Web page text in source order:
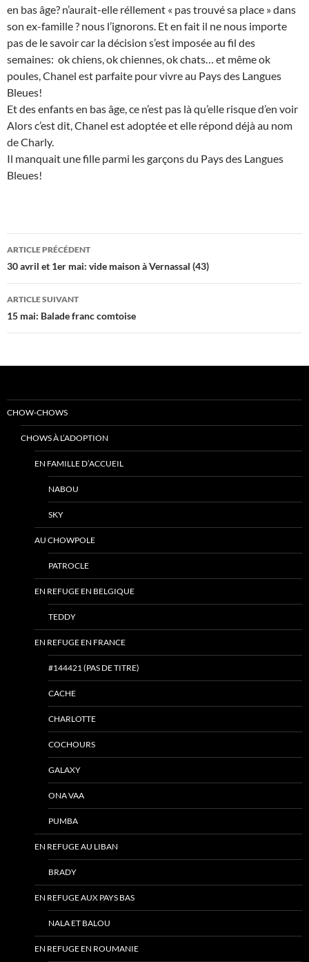
en bas âge? n’aurait-elle réllement « pas trouvé sa place » dans
son ex-famille ? nous l’ignorons. Et en fait il ne nous importe
pas de le savoir car la décision s’est imposée au fil des
semaines: ok chiens, ok chiennes, ok chats… et même ok
poules, Chanel est parfaite pour vivre au Pays des Langues
Bleues!
Et des enfants en bas âge, ce n’est pas là qu’elle risque d’en voir
Alors c’est dit, Chanel est adoptée et elle répond déjà au nom
de Charly.
Il manquait une fille parmi les garçons du Pays des Langues
Bleues!
Navigation
des
articles
ARTICLE PRÉCÉDENT
30 avril et 1er mai: vide maison à Vernassal (43)
ARTICLE SUIVANT
15 mai: Balade franc comtoise
CHOW-CHOWS
CHOWS À L’ADOPTION
EN FAMILLE D’ACCUEIL
NABOU
SKY
AU CHOWPOLE
PATROCLE
EN REFUGE EN BELGIQUE
TEDDY
EN REFUGE EN FRANCE
#144421 (PAS DE TITRE)
CACHE
CHARLOTTE
COCHOURS
GALAXY
ONA VAA
PUMBA
EN REFUGE AU LIBAN
BRADY
EN REFUGE AUX PAYS BAS
NALA ET BALOU
EN REFUGE EN ROUMANIE